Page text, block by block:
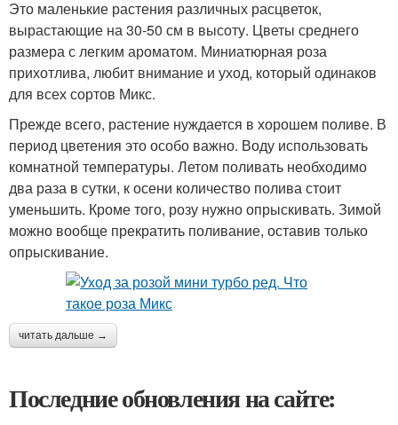
Это маленькие растения различных расцветок,
вырастающие на 30-50 см в высоту. Цветы среднего
размера с легким ароматом. Миниатюрная роза
прихотлива, любит внимание и уход, который одинаков
для всех сортов Микс.
Прежде всего, растение нуждается в хорошем поливе. В
период цветения это особо важно. Воду использовать
комнатной температуры. Летом поливать необходимо
два раза в сутки, к осени количество полива стоит
уменьшить. Кроме того, розу нужно опрыскивать. Зимой
можно вообще прекратить поливание, оставив только
опрыскивание.
читать дальше →
Последние обновления на сайте: